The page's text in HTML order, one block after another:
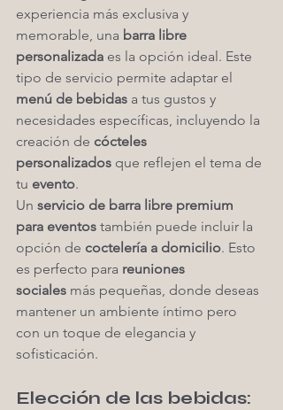
experiencia más exclusiva y
memorable, una barra libre
personalizada es la opción ideal. Este
tipo de servicio permite adaptar el
menú de bebidas a tus gustos y
necesidades específicas, incluyendo la
creación de cócteles
personalizados que reflejen el tema de
tu evento.
Un servicio de barra libre premium
para eventos también puede incluir la
opción de coctelería a domicilio. Esto
es perfecto para reuniones
sociales más pequeñas, donde deseas
mantener un ambiente íntimo pero
con un toque de elegancia y
sofisticación.
Elección de las bebidas: